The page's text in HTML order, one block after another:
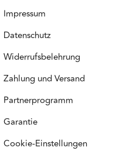
Impressum
Datenschutz
Widerrufsbelehrung
Zahlung und Versand
Partnerprogramm
Garantie
Cookie-Einstellungen